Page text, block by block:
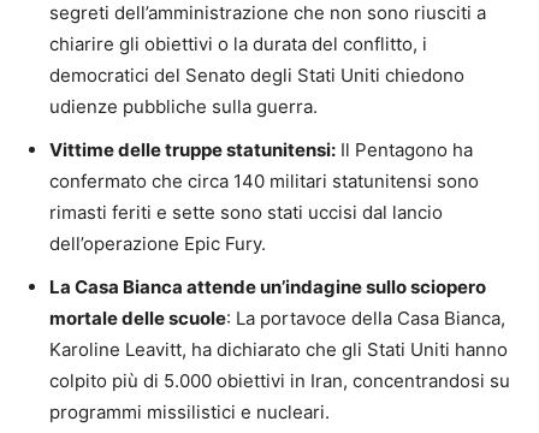
segreti dell’amministrazione che non sono riusciti a
chiarire gli obiettivi o la durata del conflitto, i
democratici del Senato degli Stati Uniti chiedono
udienze pubbliche sulla guerra.
Vittime delle truppe statunitensi: Il Pentagono ha
confermato che circa 140 militari statunitensi sono
rimasti feriti e sette sono stati uccisi dal lancio
dell’operazione Epic Fury.
La Casa Bianca attende un’indagine sullo sciopero
mortale delle scuole: La portavoce della Casa Bianca,
Karoline Leavitt, ha dichiarato che gli Stati Uniti hanno
colpito più di 5.000 obiettivi in ​​Iran, concentrandosi su
programmi missilistici e nucleari.